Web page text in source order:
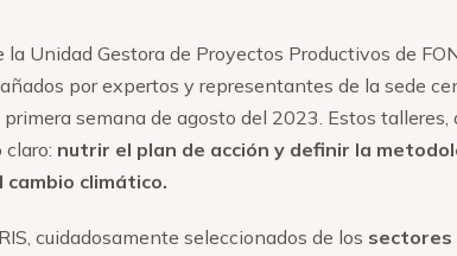
Unidad Gestora de Proyectos Productivos de
por expertos y representantes de la sede
semana de agosto del 2023. Estos
nutrir el plan de acción y definir la
climático.
cuidadosamente seleccionados de los sectores